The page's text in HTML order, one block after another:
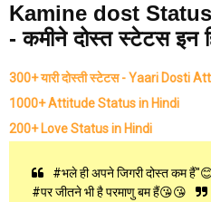
Kamine dost
- कमीने दोस्त स्टेटस इन
300+ यारी दोस्ती स्टेटस - Yaari Dosti
1000+ Attitude Status in Hindi
200+ Love Status in Hindi
#भले ही अपने जिगरी दोस्त कम
#पर जीतने भी है परमाणु बम हैं😘😘